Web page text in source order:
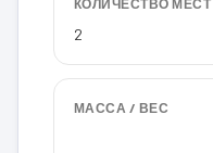
2
МАССА / ВЕС